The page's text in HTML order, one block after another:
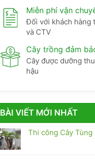
Miễn phí vận
Đối với khách hàng
và CTV
Cây trồng đảm
Cây được dưỡng
hậu
BÀI VIẾT MỚI NHẤT
Thi công Cây Tùng